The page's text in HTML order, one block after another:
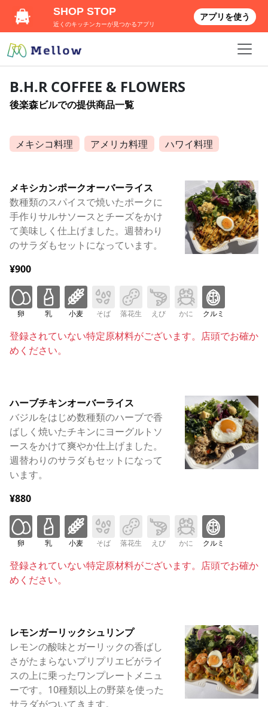
B.H.R COFFEE & FLOWERS
後楽森ビルでの提供商品一覧
メキシコ料理 アメリカ料理 ハワイ料理
メキシカンポークオーバーライス
数種類のスパイスで焼いたポークに
手作りサルサソースとチーズをかけ
て美味しく仕上げました。週替わり
のサラダもセットになっています。
¥900
卵 乳 小麦 そば 落花生 えび かに クルミ
登録されていない特定原材料がございます。店頭でお確か
めください。
ハーブチキンオーバーライス
バジルをはじめ数種類のハーブで香
ばしく焼いたチキンにヨーグルトソ
ースをかけて爽やか仕上げました。
週替わりのサラダもセットになって
います。
¥880
卵 乳 小麦 そば 落花生 えび かに クルミ
登録されていない特定原材料がございます。店頭でお確か
めください。
レモンガーリックシュリンプ
レモンの酸味とガーリックの香ばし
さがたまらないプリプリエビがライ
スの上に乗ったワンプレートメニュ
ーです。10種類以上の野菜を使った
サラダがついてきます。
SHOP STOP
近くのキッチンカーが見つかるアプリ
アプリを使う